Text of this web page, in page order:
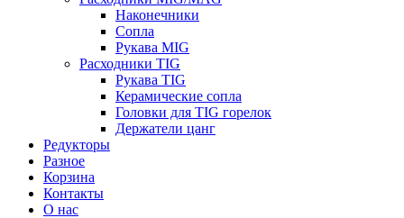
Наконечники
Сопла
Рукава MIG
Расходники TIG
Рукава TIG
Керамические сопла
Головки для TIG горелок
Держатели цанг
Редукторы
Разное
Корзина
Контакты
О нас